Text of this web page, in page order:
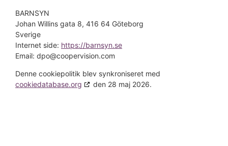
BARNSYN
Johan Willins gata 8, 416 64 Göteborg
Sverige
Internet side: https://barnsyn.se
Email: dpo@coopervision.com
Denne cookiepolitik blev synkroniseret med
cookiedatabase.org
den 28 maj 2026.